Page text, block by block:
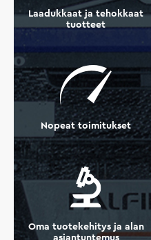
Laadukkaat ja tehokkaat
tuotteet
Nopeat toimitukset
Oma tuotekehitys ja alan
asiantuntemus